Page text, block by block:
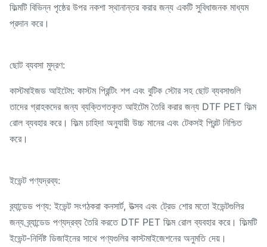
ফিল্মটি বিভিন্ন পৃষ্ঠের উপর নকশা স্থানান্তর করার জন্য একটি সুবিধাজনক মাধ্যম
প্রদান করে।
ছোট ব্যবসা মুদ্রণ:
কাস্টমাইজড আইটেম: কাস্টম প্রিন্টিং শপ এবং বুটিক স্টোর সহ ছোট ব্যবসাগুলি
তাদের গ্রাহকদের জন্য ব্যক্তিগতকৃত আইটেম তৈরি করার জন্য DTF PET ফিল্ম
রোল ব্যবহার করে। ফিল্ম চাহিদা অনুযায়ী উচ্চ মানের এবং টেকসই প্রিন্ট নিশ্চিত
করে।
ইভেন্ট পণ্যদ্রব্য:
ব্র্যান্ডেড পণ্য: ইভেন্ট সংগঠকরা কনসার্ট, উত্সব এবং ট্রেড শোর মতো ইভেন্টগুলির
জন্য ব্র্যান্ডেড পণ্যদ্রব্য তৈরি করতে DTF PET ফিল্ম রোল ব্যবহার করে। ফিল্মটি
ইভেন্ট-নির্দিষ্ট ডিজাইনের সাথে পণ্যগুলির কাস্টমাইজেশনের অনুমতি দেয়।